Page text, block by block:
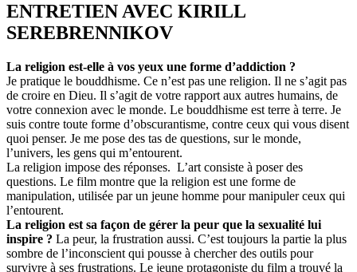
ENTRETIEN AVEC KIRILL
SEREBRENNIKOV
La religion est-elle à vos yeux une forme d’addiction ?
Je pratique le bouddhisme. Ce n’est pas une religion. Il ne s’agit pas
de croire en Dieu. Il s’agit de votre rapport aux autres humains, de
votre connexion avec le monde. Le bouddhisme est terre à terre. Je
suis contre toute forme d’obscurantisme, contre ceux qui vous disent
quoi penser. Je me pose des tas de questions, sur le monde,
l’univers, les gens qui m’entourent.
La religion impose des réponses. L’art consiste à poser des
questions. Le film montre que la religion est une forme de
manipulation, utilisée par un jeune homme pour manipuler ceux qui
l’entourent.
La religion est sa façon de gérer la peur que la sexualité lui
inspire ? La peur, la frustration aussi. C’est toujours la partie la plus
sombre de l’inconscient qui pousse à chercher des outils pour
survivre à ses frustrations. Le jeune protagoniste du film a trouvé la